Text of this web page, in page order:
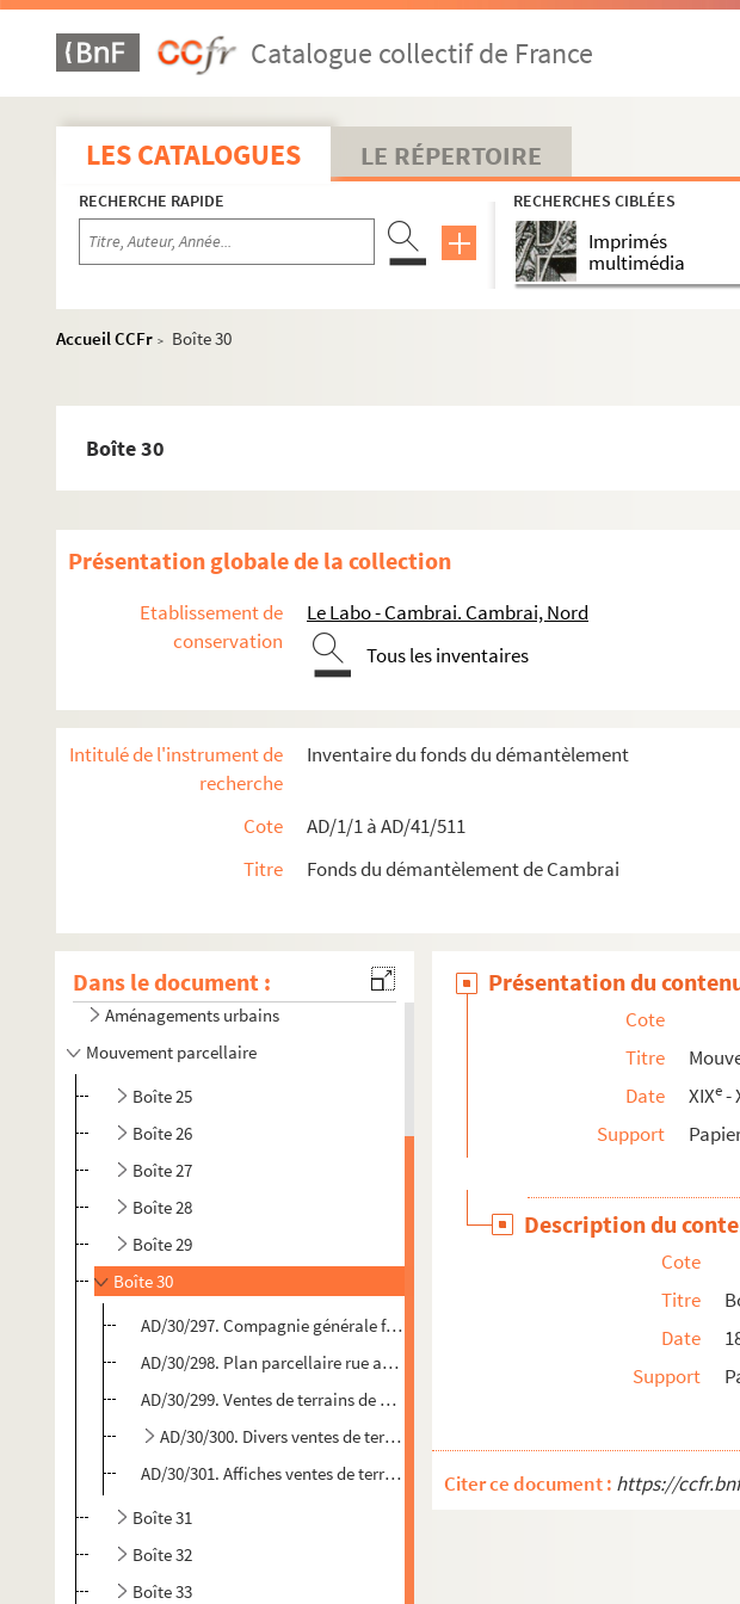
Catalogue collectif de France
LES CATALOGUES LE RÉPERTOIRE
RECHERCHE RAPIDE RECHERCHES CIBLÉES
Imprimés
multimédia
Accueil CCFr >
Boîte 30
Boîte 30
Présentation globale de la collection
Etablissement de
conservation
Le Labo - Cambrai. Cambrai, Nord
Tous les inventaires
Intitulé de l'instrument de
recherche
Inventaire du fonds du démantèlement
Cote
AD/1/1 à AD/41/511
Titre
Fonds du démantèlement de Cambrai
Dans le document :
Édifices religieux
Travaux de salubrité publique
Aménagements urbains
Mouvement parcellaire
Boîte 25
Boîte 26
Boîte 27
Boîte 28
Boîte 29
Boîte 30
AD/30/297. Compagnie générale française de tramways - emplacement pour le
AD/30/298. Plan parcellaire rue aux Chevaux
AD/30/299. Ventes de terrains de 1882 et 1888
AD/30/300. Divers ventes de terrains issus du dérasement des fortifications
AD/30/301. Affiches ventes de terrains 1888-1920 (1)
Boîte 31
Boîte 32
Boîte 33
Présentation du
Cote
Titre
Date
XIXe-
Support
Description du
Cote
Titre
Date
Support
Citer ce document : https://